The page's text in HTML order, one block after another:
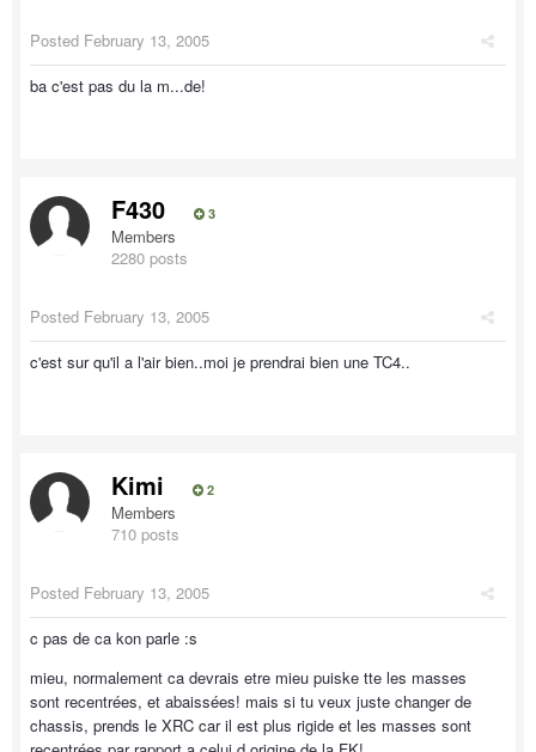
Posted February 13, 2005
ba c'est pas du la m...de!
F430 3
Members
2280 posts
Posted February 13, 2005
c'est sur qu'il a l'air bien..moi je prendrai bien une TC4..
Kimi 2
Members
710 posts
Posted February 13, 2005
c pas de ca kon parle :s
mieu, normalement ca devrais etre mieu puiske tte les masses
sont recentrées, et abaissées! mais si tu veux juste changer de
chassis, prends le XRC car il est plus rigide et les masses sont